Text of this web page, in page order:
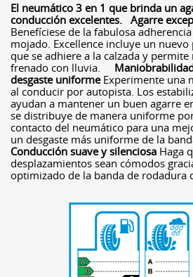
El neumático 3 en 1 que brinda un
conducción excelentes. Agarre
Benefíciese de la fabulosa
mojado. Excellence incluye un
que se adhiere a la calzada y
frenado con lluvia.
desgaste uniformeExperimente una
al conducir por autopista. Los
ayudan a mantener un buen agarre
se distribuye de manera uniforme
contacto del neumático para una
un desgaste más uniforme de la
Conducción suave y silenciosa Haga
desplazamientos sean cómodos
optimizado de la banda de rodadura